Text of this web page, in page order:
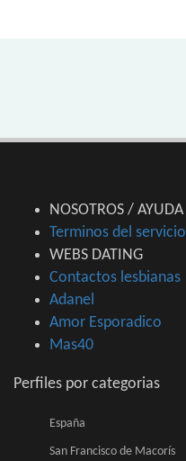
NOSOTROS / AYUDA
Terminos del servicio
WEBS DATING
Contactos lesbianas
Adanel
Amor Esporadico
Mas40
Perfiles por categorias
España
San Francisco de Macorís